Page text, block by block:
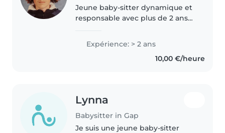
Jeune baby-sitter dynamique et
responsable avec plus de 2 ans
Titulaire du baccalauréat et
certifiée du PSC1. J'adore lire des
Expérience: > 2 ans
10,00 €/heure
Lynna
Babysitter in Gap
Je suis une jeune baby-sitter